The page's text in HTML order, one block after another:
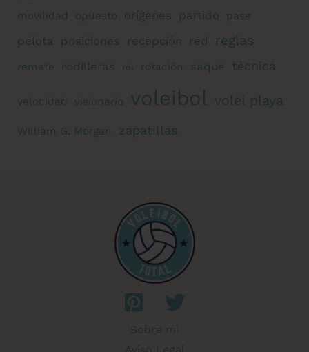
movilidad opuesto orígenes partido pase
pelota posiciones recepción red reglas
remate rodilleras rol rotación saque técnica
velocidad visionario voleibol volei playa
William G. Morgan zapatillas
Sobre mí